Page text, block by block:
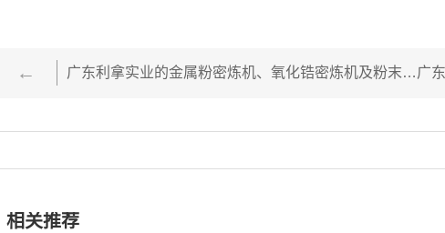
上一篇： 广东利拿实业的金属粉密炼机、氧化锆密炼机及粉末冶金抽真空密炼机
相关推荐